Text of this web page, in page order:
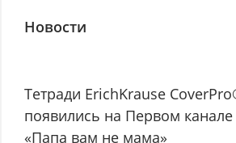
Новости
Тетради ErichKrause
появились на Первом
«Папа вам не мама»